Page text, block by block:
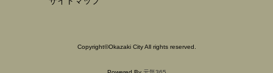
Copyright©Okazaki City All rights reserved.